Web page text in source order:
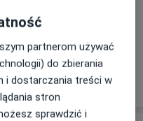
partnerom używać
do zbierania
i dostarczania treści w
stron
sprawdzić i